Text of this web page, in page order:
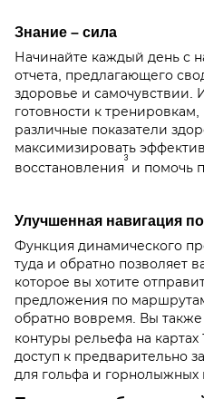
Знание – сила
Начинайте каждый день с
отчета, предлагающего
здоровье и самочувствии.
готовности к тренировкам,
различные показатели
максимизировать
восстановления
3
и помочь
Улучшенная навигация
Функция динамического
туда и обратно позволяет
которое вы хотите
предложения по
обратно вовремя. Вы
контуры рельефа на картах
доступ к предварительно
для гольфа и горнолыжных